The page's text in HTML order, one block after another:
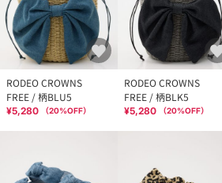
RODEO CROWNS
FREE / 柄BLU5
¥5,280 （20%OFF）
RODEO CROWNS
FREE / 柄BLK5
¥5,280 （20%OFF）